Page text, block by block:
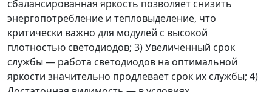
сбалансированная яркость позволяет снизить
энергопотребление и тепловыделение, что
критически важно для модулей с высокой
плотностью светодиодов; 3) Увеличенный срок
службы — работа светодиодов на оптимальной
яркости значительно продлевает срок их службы; 4)